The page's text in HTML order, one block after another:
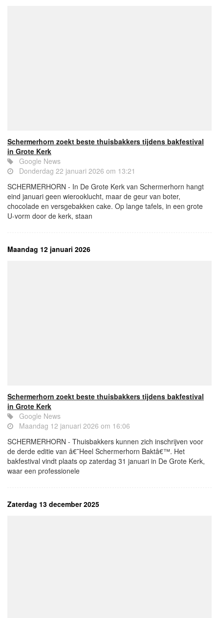
Schermerhorn zoekt beste thuisbakkers tijdens bakfestival
in Grote Kerk
Google News
Donderdag 22 januari 2026 om 13:21
SCHERMERHORN - In De Grote Kerk van Schermerhorn hangt
eind januari geen wierooklucht, maar de geur van boter,
chocolade en versgebakken cake. Op lange tafels, in een grote
U-vorm door de kerk, staan
Maandag 12 januari 2026
Schermerhorn zoekt beste thuisbakkers tijdens bakfestival
in Grote Kerk
Google News
Maandag 12 januari 2026 om 16:06
SCHERMERHORN - Thuisbakkers kunnen zich inschrijven voor
de derde editie van â€˜Heel Schermerhorn Baktâ€™. Het
bakfestival vindt plaats op zaterdag 31 januari in De Grote Kerk,
waar een professionele
Zaterdag 13 december 2025